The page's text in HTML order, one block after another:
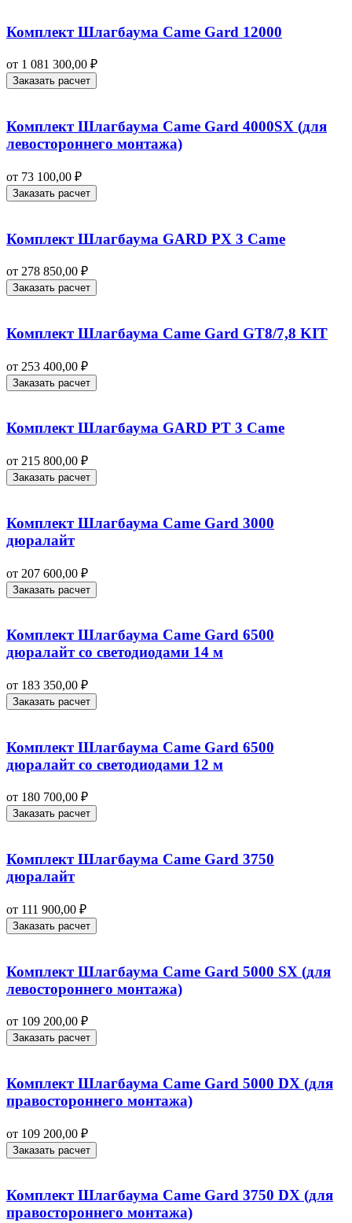
Комплект Шлагбаума Came Gard 12000
от 1 081 300,00 ₽
Заказать расчет
Комплект Шлагбаума Came Gard 4000SX (для
левостороннего монтажа)
от 73 100,00 ₽
Заказать расчет
Комплект Шлагбаума GARD PX 3 Came
от 278 850,00 ₽
Заказать расчет
Комплект Шлагбаума Came Gard GT8/7,8 KIT
от 253 400,00 ₽
Заказать расчет
Комплект Шлагбаума GARD PT 3 Came
от 215 800,00 ₽
Заказать расчет
Комплект Шлагбаума Came Gard 3000
дюралайт
от 207 600,00 ₽
Заказать расчет
Комплект Шлагбаума Came Gard 6500
дюралайт со светодиодами 14 м
от 183 350,00 ₽
Заказать расчет
Комплект Шлагбаума Came Gard 6500
дюралайт со светодиодами 12 м
от 180 700,00 ₽
Заказать расчет
Комплект Шлагбаума Came Gard 3750
дюралайт
от 111 900,00 ₽
Заказать расчет
Комплект Шлагбаума Came Gard 5000 SX (для
левостороннего монтажа)
от 109 200,00 ₽
Заказать расчет
Комплект Шлагбаума Came Gard 5000 DX (для
правостороннего монтажа)
от 109 200,00 ₽
Заказать расчет
Комплект Шлагбаума Came Gard 3750 DX (для
правостороннего монтажа)